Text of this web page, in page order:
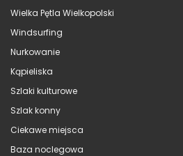
Wielka Pętla Wielkopolski
Windsurfing
Nurkowanie
Kąpieliska
Szlaki kulturowe
Szlak konny
Ciekawe miejsca
Baza noclegowa